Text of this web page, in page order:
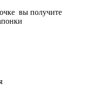
вы получите